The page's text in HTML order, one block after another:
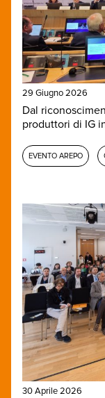
29 Giugno 2026
Dal
produttori di IG
EVENTO AREPO
30 Aprile 2026